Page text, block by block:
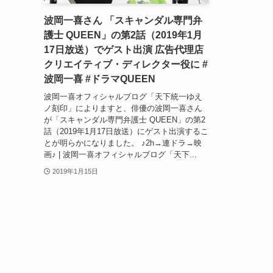
波岡一喜さん 「スキャンダル専門弁
護士 QUEEN」の第2話（2019年1月
17日放送）でゲスト出演 広告代理店
クリエイティブ・ディレクター役に #
波岡一喜 #ドラマQUEEN
波岡一喜オフィシャルブログ「天下統一ゆえ
ノ刻印」によりますと、俳優の波岡一喜さん
が「スキャンダル専門弁護士 QUEEN」の第2
話（2019年1月17日放送）にゲスト出演するこ
とが明らかになりました。 ♪2h→連ドラ→映
画♪ | 波岡一喜オフィシャルブログ「天下...
2019年1月15日